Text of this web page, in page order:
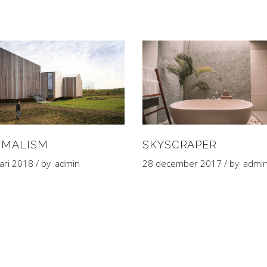
2018 by admin
SKYSCRAPER
28 december 2017 by